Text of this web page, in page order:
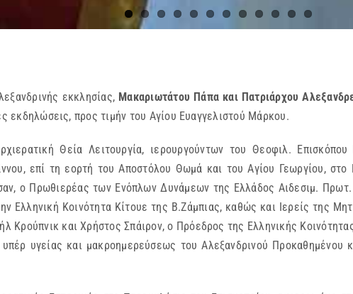
εκκλησίας, Μακαριωτάτου Πάπα και Πατριάρχου
εκδηλώσεις, προς τιμήν του Αγίου Ευαγγελιστού Μάρκου.
Θεία Λειτουργία, ιερουργούντων του Θεοφιλ.
επί τη εορτή του Αποστόλου Θωμά και του Αγίου Γεωργίου,
ο Πρωθιερέας των Ενόπλων Δυνάμεων της Ελλάδος Αιδεσιμ.
Ελληνική Κοινότητα Κίτουε της Β.Ζάμπιας, καθώς και Ιερείς της
Κρούπνικ και Χρήστος Σπάιρον, ο Πρόεδρος της Ελληνικής
υγείας και μακροημερεύσεως του Αλεξανδρινού